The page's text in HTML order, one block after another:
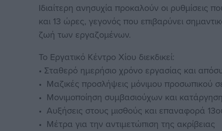
Ιδιαίτερη ανησυχία προκαλούν οι
και 13 ώρες, γεγονός που επιβαρύνει
ζωή των εργαζομένων.
Το Εργατικό Κέντρο Χίου διεκδικεί:
• Σταθερό ημερήσιο χρόνο εργασίας και
• Μαζικές προσλήψεις μόνιμου προσωπικού
• Μονιμοποίηση συμβασιούχων και
• Αυξήσεις στους μισθούς και επαναφορά
• Μέτρα για την αντιμετώπιση της ακρίβειας